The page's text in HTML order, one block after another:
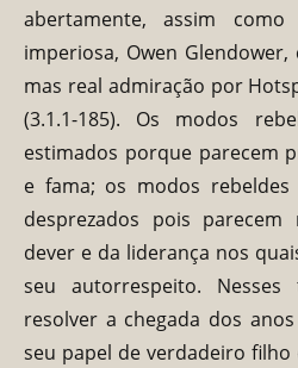
abertamente, assim
imperiosa, Owen
mas real admiração por
(3.1.1-185). Os modos
estimados porque parecem
e fama; os modos
desprezados pois
dever e da liderança nos
seu autorrespeito.
resolver a chegada dos
seu papel de verdadeiro filho